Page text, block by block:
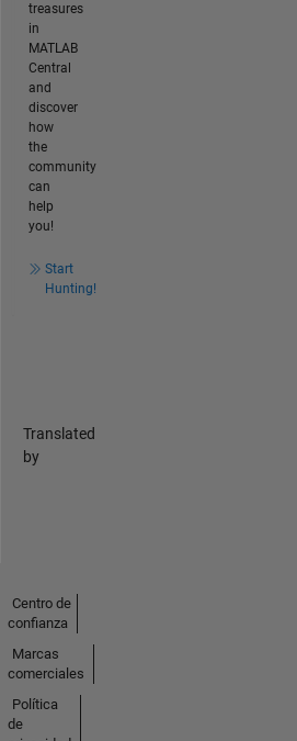
treasures
in
MATLAB
Central
and
discover
how
the
community
can
help
you!
Start
Hunting!
Translated
by
Centro de
confianza
Marcas
comerciales
Política
de